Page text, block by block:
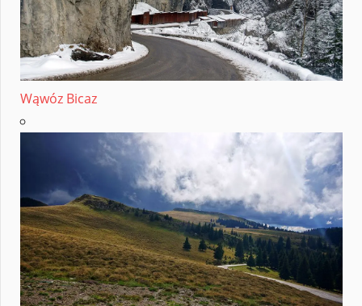
Wąwóz Bicaz